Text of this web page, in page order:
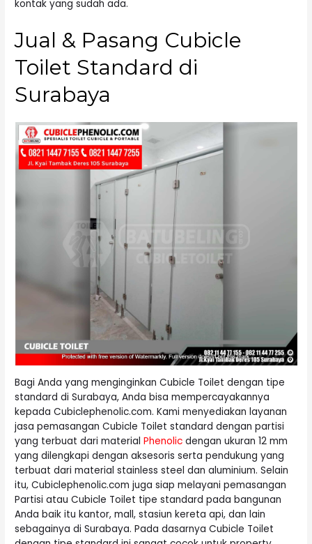
kontak yang sudah ada.
Jual & Pasang Cubicle
Toilet Standard di
Surabaya
Bagi Anda yang menginginkan Cubicle Toilet dengan tipe
standard di Surabaya, Anda bisa mempercayakannya
kepada Cubiclephenolic.com. Kami menyediakan layanan
jasa pemasangan Cubicle Toilet standard dengan partisi
yang terbuat dari materialPhenolic dengan ukuran 12 mm
yang dilengkapi dengan aksesoris serta pendukung yang
terbuat dari material stainless steel dan aluminium. Selain
itu, Cubiclephenolic.com juga siap melayani pemasangan
Partisi atau Cubicle Toilet tipe standard pada bangunan
Anda baik itu kantor, mall, stasiun kereta api, dan lain
sebagainya di Surabaya. Pada dasarnya Cubicle Toilet